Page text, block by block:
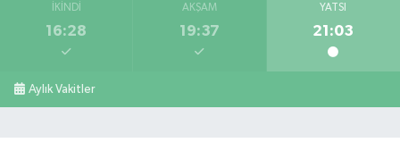
İKINDI
16:28
AKŞAM
19:37
YATSI
21:03
Aylık Vakitler